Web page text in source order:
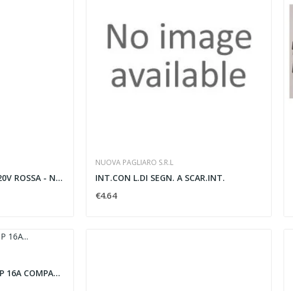
SPIA LUMINOSA MAGIC 220V ROSSA - NUOVA PAGLIARO...
NUOVA PAGLIARO S.R.L
INT.CON L.DI SEGN. A SCAR.INT.
€4.64
DEVIATORE UNIPOLARE 1P 16A COMPATIBILE BTICINO...